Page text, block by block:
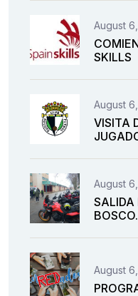
August
SKILLS
August
VISITA
August
SALIDA
BOSCO.
August